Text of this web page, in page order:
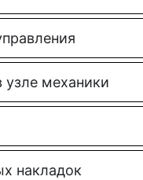
механики
накладок